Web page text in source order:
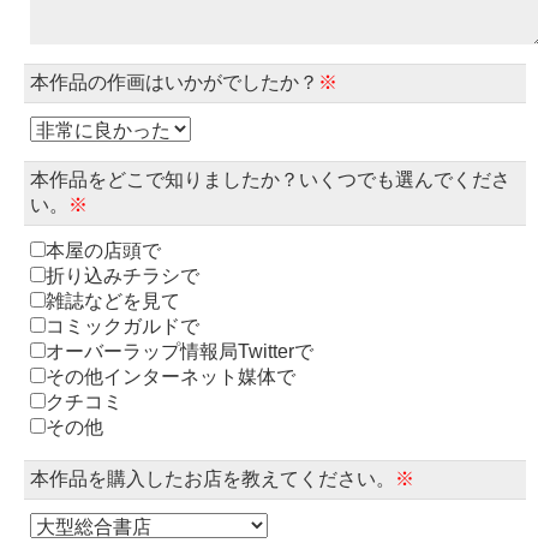
本作品の作画はいかがでしたか？ ※
本作品をどこで知りましたか？いくつでも選んでくださ
い。
※
本屋の店頭で
折り込みチラシで
雑誌などを見て
コミックガルドで
オーバーラップ情報局Twitterで
その他インターネット媒体で
クチコミ
その他
本作品を購入したお店を教えてください。 ※